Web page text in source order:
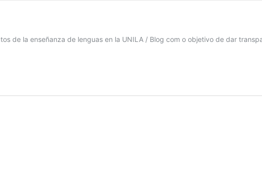
de la enseñanza de lenguas en la UNILA / Blog com o objetivo de dar